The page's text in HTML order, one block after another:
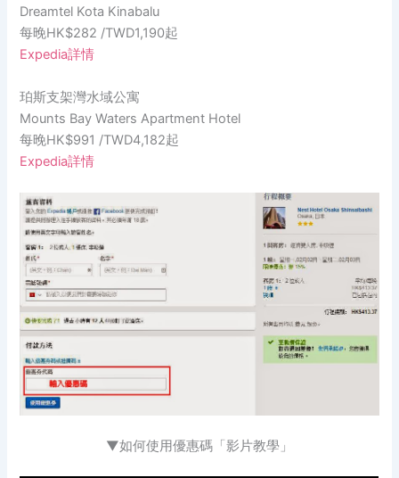
Dreamtel Kota Kinabalu
每晚HK$282 /TWD1,190起
Expedia詳情
珀斯支架灣水域公寓
Mounts Bay Waters Apartment Hotel
每晚HK$991 /TWD4,182起
Expedia詳情
▼如何使用優惠碼「影片教學」